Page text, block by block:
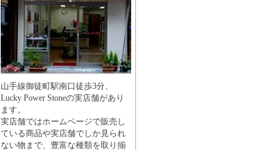
山手線御徒町駅南口徒歩3分、
Lucky Power Stoneの実店舗があり
ます。
実店舗ではホームページで販売し
ている商品や実店舗でしか見られ
ない物まで、豊富な種類を取り揃